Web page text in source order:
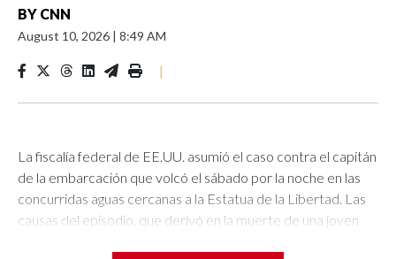
BY CNN
August 10, 2026 | 8:49 AM
|
La fiscalía federal de EE.UU. asumió el caso contra el capitán
de la embarcación que volcó el sábado por la noche en las
concurridas aguas cercanas a la Estatua de la Libertad. Las
causas del episodio, que derivó en la muerte de una joven